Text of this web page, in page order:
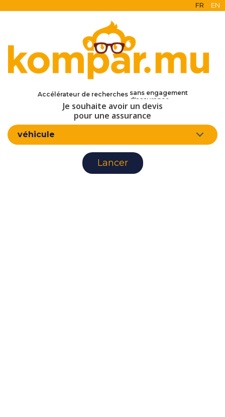
FR EN
Accélérateur de recherches
en ligne
d'assurance
Je souhaite avoir un devis
pour une assurance
véhicule
Lancer